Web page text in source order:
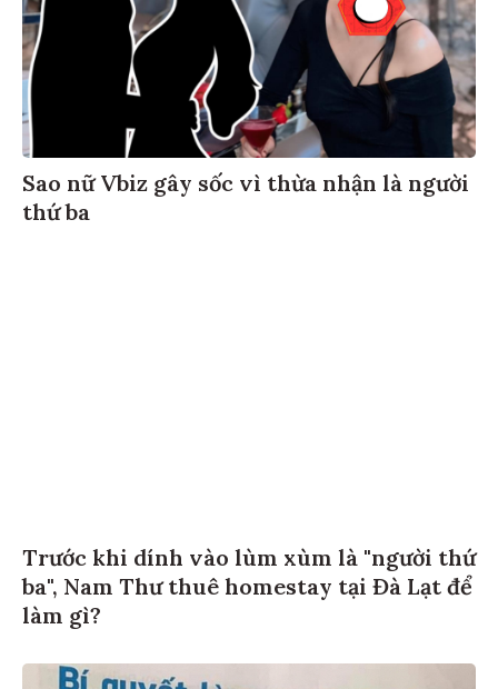
Sao nữ Vbiz gây sốc vì thừa nhận là người
thứ ba
Trước khi dính vào lùm xùm là "người thứ
ba", Nam Thư thuê homestay tại Đà Lạt để
làm gì?